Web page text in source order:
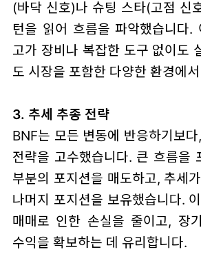
(바닥 신호)나 슈팅 스타(고점 신
턴을 읽어 흐름을 파악했습니다.
고가 장비나 복잡한 도구 없이도
도 시장을 포함한 다양한 환경에
3. 추세 추종 전략
BNF는 모든 변동에 반응하기보
전략을 고수했습니다. 큰 흐름을
부분의 포지션을 매도하고, 추세
나머지 포지션을 보유했습니다.
매매로 인한 손실을 줄이고, 장
수익을 확보하는 데 유리합니다.